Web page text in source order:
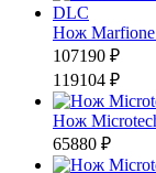
Нож Marfione
107190 ₽
119104 ₽
Нож
65880 ₽